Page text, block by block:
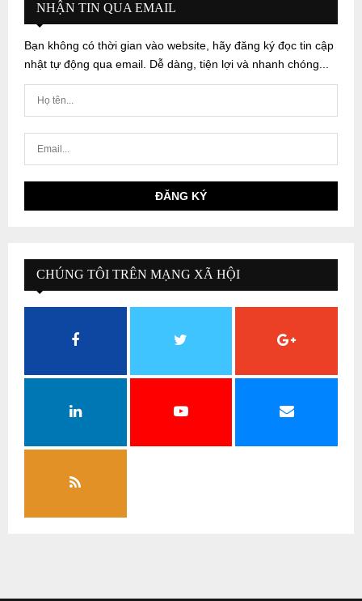
NHẬN TIN QUA EMAIL
Bạn không có thời gian vào website, hãy đăng ký đọc tin cập
nhật tự động qua email. Dễ dàng, tiện lợi và nhanh chóng...
CHÚNG TÔI TRÊN MẠNG XÃ HỘI